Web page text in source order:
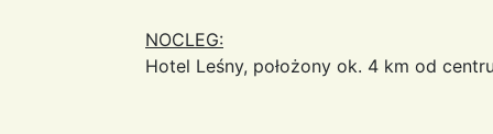
NOCLEG:
Hotel Leśny, położony ok. 4 km od